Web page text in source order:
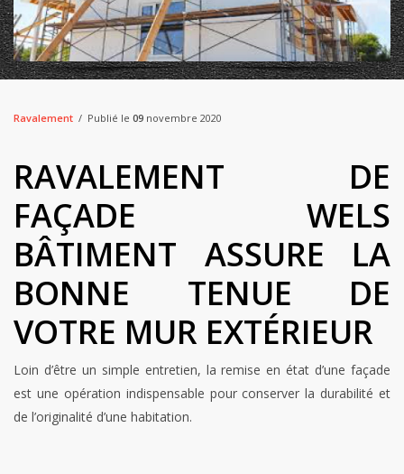
Ravalement Publié le 09 novembre 2020
RAVALEMENT DE
FAÇADE WELS
BÂTIMENT ASSURE LA
BONNE TENUE DE
VOTRE MUR EXTÉRIEUR
Loin d’être un simple entretien, la remise en état d’une façade
est une opération indispensable pour conserver la durabilité et
de l’originalité d’une habitation.